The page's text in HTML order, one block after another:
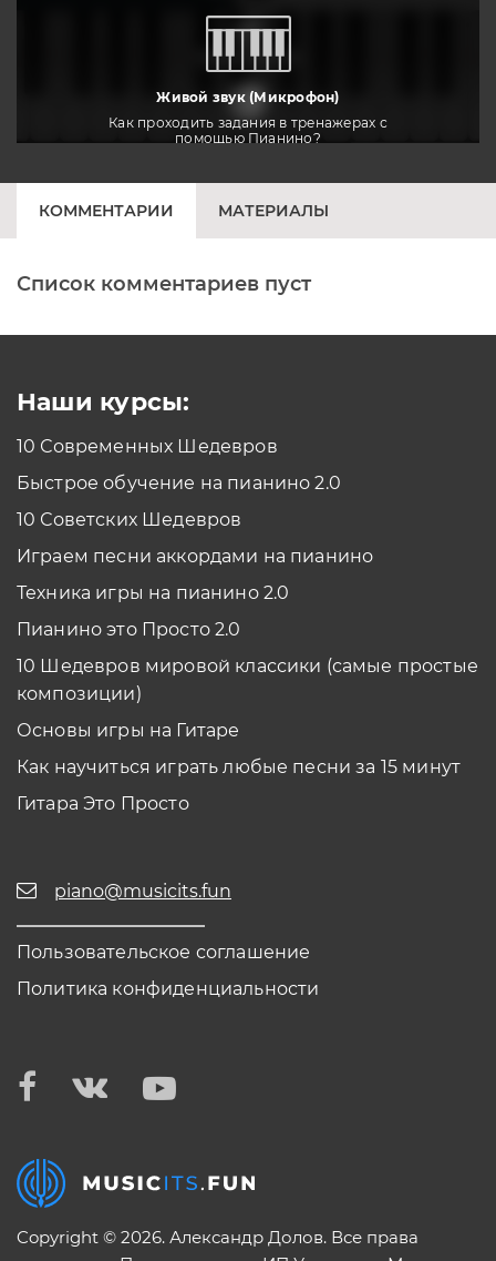
Живой звук (Микрофон)
Как проходить задания в тренажерах с
помощью Пианино?
Печатная клавиатура
Как проходить задания в тренажерах с
помощью Планшета/телефона?
тренировать
КОММЕНТАРИИ МАТЕРИАЛЫ
Список комментариев пуст
Наши курсы:
10 Современных Шедевров
Быстрое обучение на пианино 2.0
10 Советских Шедевров
Играем песни аккордами на пианино
Техника игры на пианино 2.0
Пианино это Просто 2.0
10 Шедевров мировой классики (самые простые
композиции)
Основы игры на Гитаре
Как научиться играть любые песни за 15 минут
Гитара Это Просто
piano@musicits.fun
Пользовательское соглашение
Политика конфиденциальности
Copyright © 2026. Александр Долов. Все права